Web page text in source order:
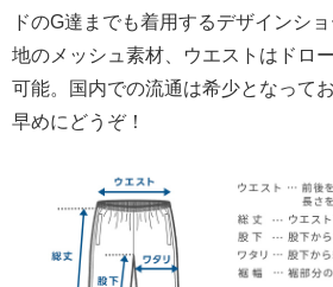
ドのG達までも着用するデザインシ
地のメッシュ素材、ウエストはドロ
可能。国内での流通は希少となって
早めにどうぞ！